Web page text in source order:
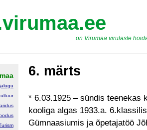
on Virumaa virulaste
6. märts
* 6.03.1925 – sündis teenekas
kooliga algas 1933.a.
Gümnaasiumis ja õpetajatöö